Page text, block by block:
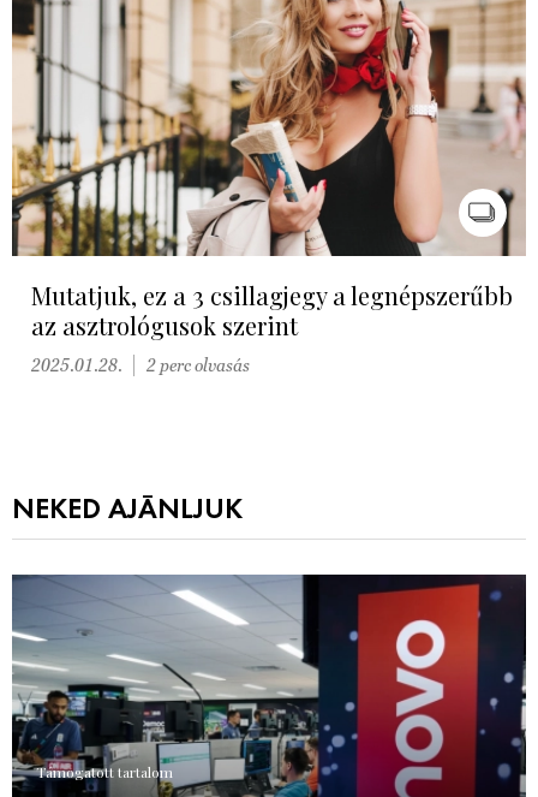
Mutatjuk, ez a 3 csillagjegy a legnépszerűbb
az asztrológusok szerint
2025.01.28. 2 perc olvasás
NEKED AJÁNLJUK
Támogatott tartalom